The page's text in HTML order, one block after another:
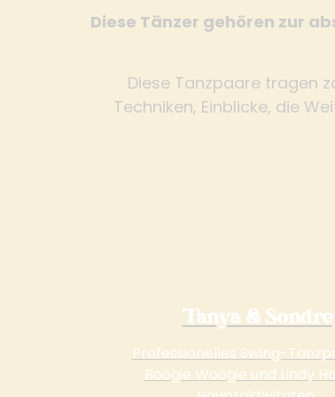
Diese Tänzer gehören zur
Diese Tanzpaare tragen
Techniken, Einblicke, die
Tanya & Sondre
Professionelles Swing-
Boogie Woogie und Lindy